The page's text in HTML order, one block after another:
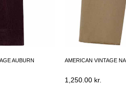
AUBURN AMERICAN VINTAGE
1,250.00 kr.